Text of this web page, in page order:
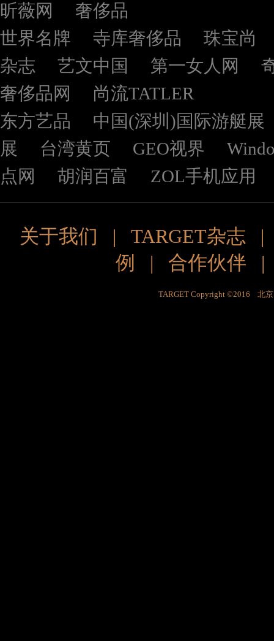
昕薇网
奢侈品
世界名牌
寺库奢侈品
珠宝尚
杂志
艺文中国 第一女人网
奢侈品网
尚流TATLER
东方艺品
中国(深圳)国际游艇展
展
台湾黄页 GEO视界
点网
胡润百富 ZOL手机应用
关于我们 | TARGET杂志
例
| 合作伙伴
TARGET Copyright ©2016 北